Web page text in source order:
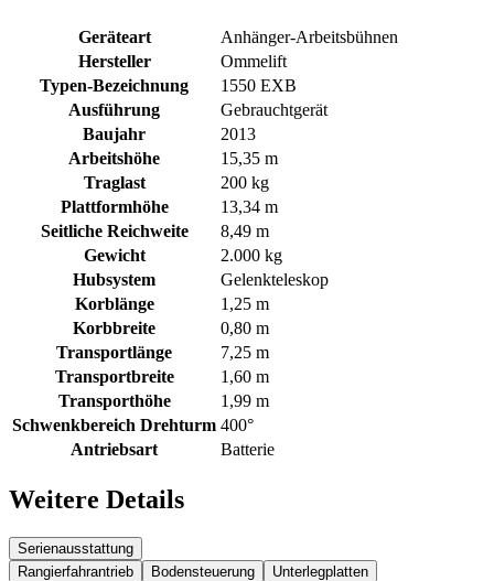
Geräteart
Anhänger-Arbeitsbühnen
Hersteller
Ommelift
Typen-Bezeichnung
1550 EXB
Ausführung
Gebrauchtgerät
Baujahr
2013
Arbeitshöhe
15,35 m
Traglast
200 kg
Plattformhöhe
13,34 m
Seitliche Reichweite
8,49 m
Gewicht
2.000 kg
Hubsystem
Gelenkteleskop
Korblänge
1,25 m
Korbbreite
0,80 m
Transportlänge
7,25 m
Transportbreite
1,60 m
Transporthöhe
1,99 m
Schwenkbereich Drehturm 400°
Antriebsart
Batterie
Weitere Details
Serienausstattung
Rangierfahrantrieb
Bodensteuerung Unterlegplatten